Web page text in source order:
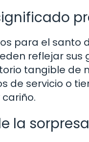
para el santo
reflejar
tangible de
de servicio o
la